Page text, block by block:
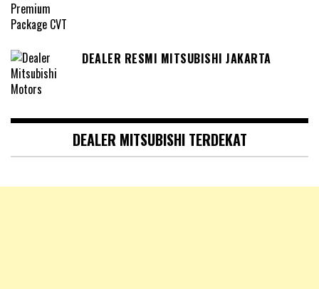
DEALER RESMI MITSUBISHI JAKARTA
DEALER MITSUBISHI TERDEKAT